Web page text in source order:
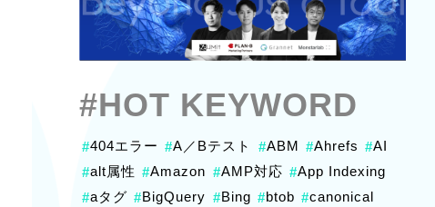
#HOT KEYWORD
#404エラー #A／Bテスト #ABM #Ahrefs #AI
#alt属性 #Amazon #AMP対応 #App Indexing
#aタグ #BigQuery #Bing #btob #canonical